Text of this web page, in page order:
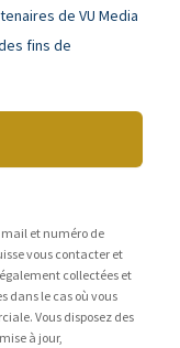
de VU Media
fins de
mail et numéro de
vous contacter et
collectées et
dans le cas où vous
Vous disposez des
à jour,